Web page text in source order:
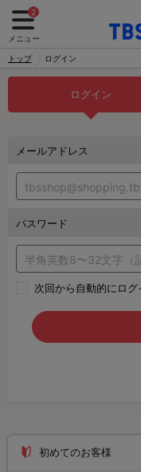
2
メニュー
トップ ログイン
ログイン
メールアドレス
パスワード
次回から自動的にログ
初めてのお客様